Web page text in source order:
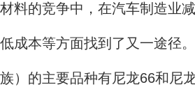
材料的竞争中，在汽车制造业
低成本等方面找到了又一途径
族）的主要品种有尼龙66和尼